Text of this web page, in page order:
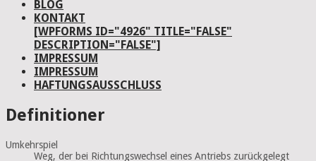
BLOG
KONTAKT
[WPFORMS ID="4926" TITLE="FALSE"
DESCRIPTION="FALSE"]
IMPRESSUM
IMPRESSUM
HAFTUNGSAUSSCHLUSS
Definitioner
Umkehrspiel
Weg, der bei Richtungswechsel eines Antriebs zurückgelegt